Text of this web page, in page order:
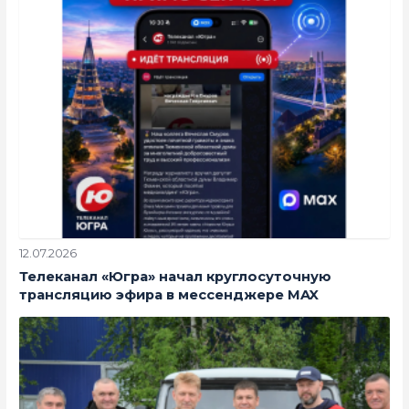
12.07.2026
Телеканал «Югра» начал круглосуточную
трансляцию эфира в мессенджере MAX